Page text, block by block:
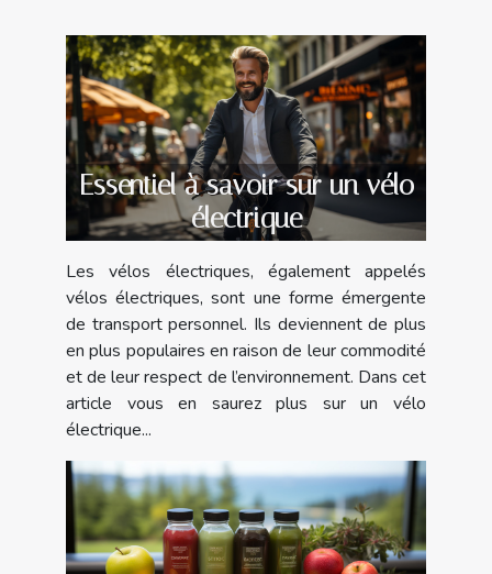
Essentiel à savoir sur un vélo
électrique
Les vélos électriques, également appelés
vélos électriques, sont une forme émergente
de transport personnel. Ils deviennent de plus
en plus populaires en raison de leur commodité
et de leur respect de l’environnement. Dans cet
article vous en saurez plus sur un vélo
électrique...